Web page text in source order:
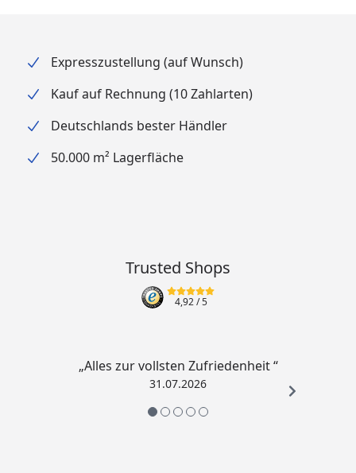
Expresszustellung (auf Wunsch)
Kauf auf Rechnung (10 Zahlarten)
Deutschlands bester Händler
50.000 m² Lagerfläche
Trusted Shops
4,92/ 5
„Alles zur vollsten Zufriedenheit “
31.07.2026